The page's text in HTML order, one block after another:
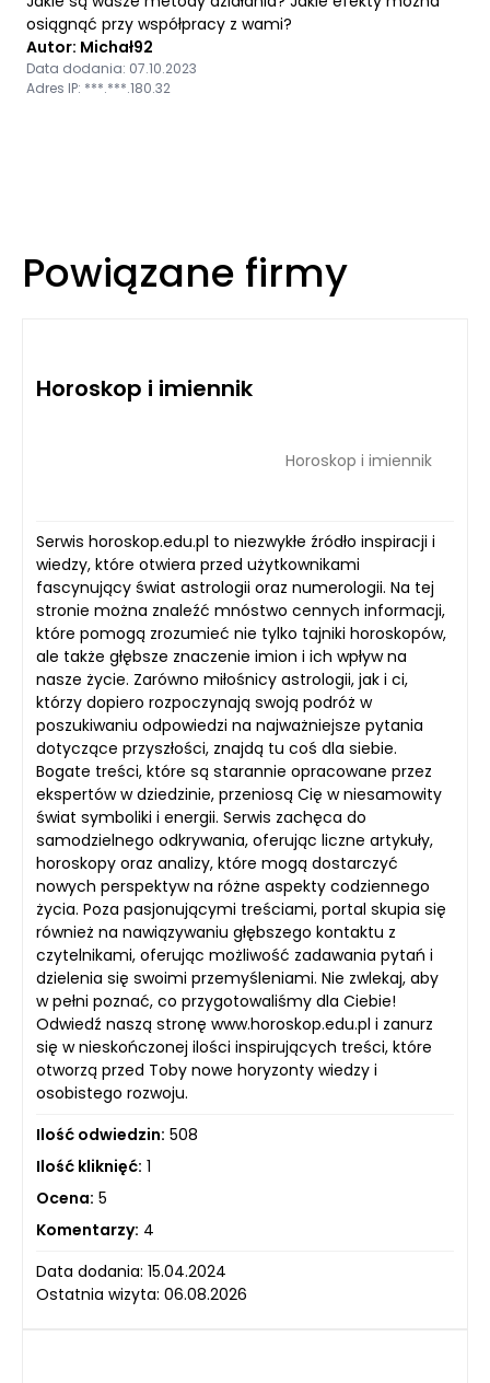
osiągnąć przy współpracy z wami?
Autor: Michał92
Data dodania: 07.10.2023
Adres IP: ***.***.180.32
Powiązane firmy
Horoskop i imiennik
Horoskop i imiennik
Serwis horoskop.edu.pl to niezwykłe źródło inspiracji i
wiedzy, które otwiera przed użytkownikami
fascynujący świat astrologii oraz numerologii. Na tej
stronie można znaleźć mnóstwo cennych informacji,
które pomogą zrozumieć nie tylko tajniki horoskopów,
ale także głębsze znaczenie imion i ich wpływ na
nasze życie. Zarówno miłośnicy astrologii, jak i ci,
którzy dopiero rozpoczynają swoją podróż w
poszukiwaniu odpowiedzi na najważniejsze pytania
dotyczące przyszłości, znajdą tu coś dla siebie.
Bogate treści, które są starannie opracowane przez
ekspertów w dziedzinie, przeniosą Cię w niesamowity
świat symboliki i energii. Serwis zachęca do
samodzielnego odkrywania, oferując liczne artykuły,
horoskopy oraz analizy, które mogą dostarczyć
nowych perspektyw na różne aspekty codziennego
życia. Poza pasjonującymi treściami, portal skupia się
również na nawiązywaniu głębszego kontaktu z
czytelnikami, oferując możliwość zadawania pytań i
dzielenia się swoimi przemyśleniami. Nie zwlekaj, aby
w pełni poznać, co przygotowaliśmy dla Ciebie!
Odwiedź naszą stronę www.horoskop.edu.pl i zanurz
się w nieskończonej ilości inspirujących treści, które
otworzą przed Toby nowe horyzonty wiedzy i
osobistego rozwoju.
Ilość odwiedzin: 508
Ilość kliknięć: 1
Ocena: 5
Komentarzy: 4
Data dodania: 15.04.2024
Ostatnia wizyta: 06.08.2026